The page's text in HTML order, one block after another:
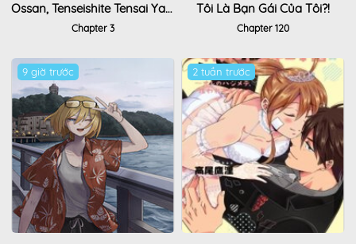
Ossan, Tenseishite Tensai Yakusha Ni Naru
Chapter 3
Tôi Là Bạn Gái Của Tôi?!
Chapter 120
9 giờ trước 2 tuần trước